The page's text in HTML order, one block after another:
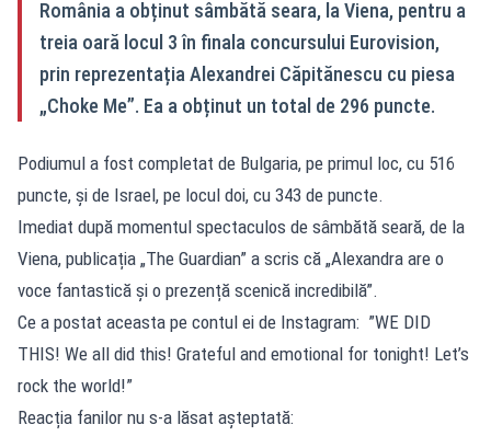
România a obținut sâmbătă seara, la Viena, pentru a
treia oară locul 3 în finala concursului Eurovision,
prin reprezentația Alexandrei Căpitănescu cu piesa
„Choke Me”. Ea a obținut un total de 296 puncte.
Podiumul a fost completat de Bulgaria, pe primul loc, cu 516
puncte, și de Israel, pe locul doi, cu 343 de puncte.
Imediat după momentul spectaculos de sâmbătă seară, de la
Viena, publicația „The Guardian” a scris că „Alexandra are o
voce fantastică și o prezență scenică incredibilă”.
Ce a postat aceasta pe contul ei de Instagram: ”WE DID
THIS! We all did this! Grateful and emotional for tonight! Let’s
rock the world!”
Reacția fanilor nu s-a lăsat așteptată: